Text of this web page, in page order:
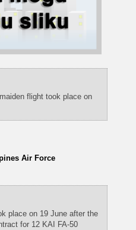
flight took place on
Air Force
place on 19 June after the
for 12 KAI FA-50